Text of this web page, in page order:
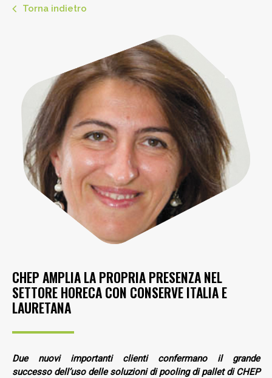
Torna indietro
CHEP AMPLIA LA PROPRIA PRESENZA NEL
SETTORE HORECA CON CONSERVE ITALIA E
LAURETANA
Due nuovi importanti clienti confermano il grande
successo dell’uso delle soluzioni di pooling di pallet di CHEP